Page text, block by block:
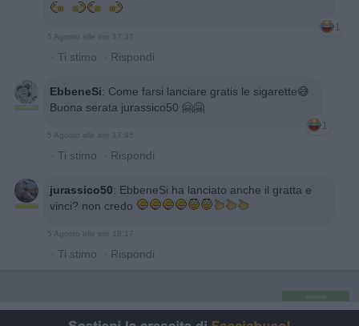
1
5 Agosto alle ore 17:37
· Ti stimo · Rispondi
EbbeneSi: Come farsi lanciare gratis le sigarette😅
Buona serata jurassico50 🤗🤗
1
5 Agosto alle ore 17:45
· Ti stimo · Rispondi
jurassico50: EbbeneSi ha lanciato anche il gratta e
vinci? non credo
5 Agosto alle ore 18:17
· Ti stimo · Rispondi